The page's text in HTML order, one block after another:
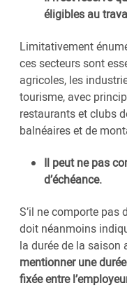
éligibles au
Limitativement
ces secteurs sont
agricoles, les
tourisme, avec
restaurants et clubs
balnéaires et de
Il peut ne pas
d’échéance.
S’il ne comporte pas
doit néanmoins
la durée de la saison
mentionner une
fixée entre